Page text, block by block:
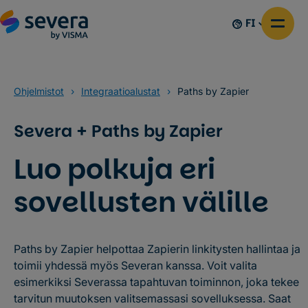
FI
Ohjelmistot › Integraatioalustat › Paths by Zapier
Severa + Paths by Zapier
Luo polkuja eri
sovellusten välille
Paths by Zapier helpottaa Zapierin linkitysten hallintaa ja
toimii yhdessä myös Severan kanssa. Voit valita
esimerkiksi Severassa tapahtuvan toiminnon, joka tekee
tarvitun muutoksen valitsemassasi sovelluksessa. Saat